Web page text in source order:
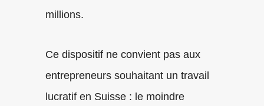
millions.
Ce dispositif ne convient pas aux
entrepreneurs souhaitant un travail
lucratif en Suisse : le moindre